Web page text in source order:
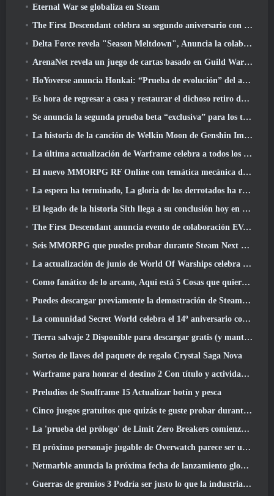
Eternal War se globaliza en Steam
The First Descendant celebra su segundo aniversario con Descendant Fest 2026 Arroyo
Delta Force revela "Season Meltdown", Anuncia la colaboración de Rainbow Six Siege
ArenaNet revela un juego de cartas basado en Guild Wars, Atado a la niebla
HoYoverse anuncia Honkai: “Prueba de evolución” del anime Nexus
Es hora de regresar a casa y restaurar el dichoso retiro donde se encuentran los vientos
Se anuncia la segunda prueba beta “exclusiva” para los tomadores de tiempo del shooter de supervivencia en equipo
La historia de la canción de Welkin Moon de Genshin Impact llega y termina.. en la luna
La última actualización de Warframe celebra a todos los papás espaciales
El nuevo MMORPG RF Online con temática mecánica de Netmarble se lanza a nivel mundial
La espera ha terminado, La gloria de los derrotados ha regresado
El legado de la historia Sith llega a su conclusión hoy en la última actualización de SWTOR
The First Descendant anuncia evento de colaboración EVANGELION
Seis MMORPG que puedes probar durante Steam Next Fest
La actualización de junio de World Of Warships celebra el Día de la Independencia de EE. UU. con una nueva campaña narrativa
Como fanático de lo arcano, Aquí está 5 Cosas que quiero ver del MMO de Riot
Puedes descargar previamente la demostración de Steam Next Fest de Embers Of The Uncrowned Tomorrow
La comunidad Secret World celebra el 14º aniversario con un misterio que deberán resolver juntos
Tierra salvaje 2 Disponible para descargar gratis (y mantener) Por tiempo limitado
Sorteo de llaves del paquete de regalo Crystal Saga Nova
Warframe para honrar el destino 2 Con título y actividad especial en el juego
Preludios de Soulframe 15 Actualizar botín y pesca
Cinco juegos gratuitos que quizás te guste probar durante el Bullet Fest
La 'prueba del prólogo' de Limit Zero Breakers comienza hoy
El próximo personaje jugable de Overwatch parece ser un jefe criminal cyborg con exceso de trabajo
Netmarble anuncia la próxima fecha de lanzamiento global de RF Online
Guerras de gremios 3 Podría ser justo lo que la industria de los MMO necesita ahora mismo